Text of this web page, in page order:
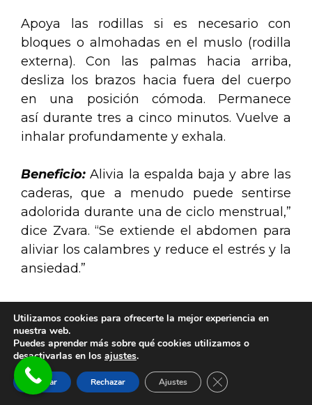
Apoya las rodillas si es necesario con
bloques o almohadas en el muslo (rodilla
externa). Con las palmas hacia arriba,
desliza los brazos hacia fuera del cuerpo
en una posición cómoda. Permanece
así durante tres a cinco minutos. Vuelve a
inhalar profundamente y exhala.
Beneficio: Alivia la espalda baja y abre las
caderas, que a menudo puede sentirse
adolorida durante una de ciclo menstrual,”
dice Zvara. “Se extiende el abdomen para
aliviar los calambres y reduce el estrés y la
ansiedad.”
.
.
asesoro
Utilizamos cookies para ofrecerte la mejor experiencia en
nuestra web.
Puedes aprender más sobre qué cookies utilizamos o
desactivarlas en los ajustes.
Aceptar Rechazar Ajustes CERRAR EL